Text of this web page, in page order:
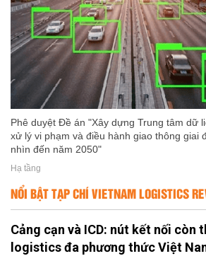
Phê duyệt Đề án "Xây dựng Trung tâm dữ
xử lý vi phạm và điều hành giao thông giai
nhìn đến năm 2050"
Hạ tầng
NỔI BẬT TẠP CHÍ VIETNAM LOGISTICS
Cảng cạn và ICD: nút kết nối còn
logistics đa phương thức Việt